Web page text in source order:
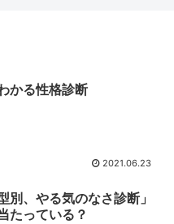
かる性格診断
2021.06.23
別、やる気のなさ診断」
たっている？